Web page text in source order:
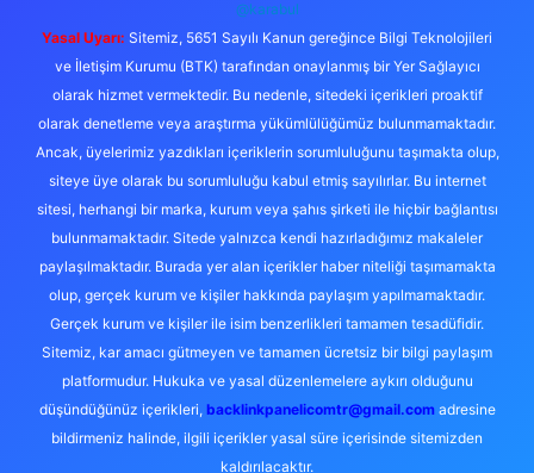
@karabul
Yasal Uyarı: Sitemiz, 5651 Sayılı Kanun gereğince Bilgi Teknolojileri
ve İletişim Kurumu (BTK) tarafından onaylanmış bir Yer Sağlayıcı
olarak hizmet vermektedir. Bu nedenle, sitedeki içerikleri proaktif
olarak denetleme veya araştırma yükümlülüğümüz bulunmamaktadır.
Ancak, üyelerimiz yazdıkları içeriklerin sorumluluğunu taşımakta olup,
siteye üye olarak bu sorumluluğu kabul etmiş sayılırlar. Bu internet
sitesi, herhangi bir marka, kurum veya şahıs şirketi ile hiçbir bağlantısı
bulunmamaktadır. Sitede yalnızca kendi hazırladığımız makaleler
paylaşılmaktadır. Burada yer alan içerikler haber niteliği taşımamakta
olup, gerçek kurum ve kişiler hakkında paylaşım yapılmamaktadır.
Gerçek kurum ve kişiler ile isim benzerlikleri tamamen tesadüfidir.
Sitemiz, kar amacı gütmeyen ve tamamen ücretsiz bir bilgi paylaşım
platformudur. Hukuka ve yasal düzenlemelere aykırı olduğunu
düşündüğünüz içerikleri, backlinkpanelicomtr@gmail.comadresine
bildirmeniz halinde, ilgili içerikler yasal süre içerisinde sitemizden
kaldırılacaktır.